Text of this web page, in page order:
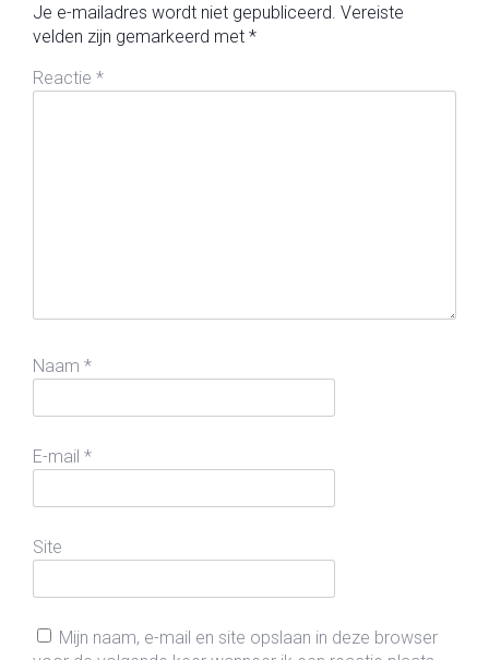
Je e-mailadres wordt niet gepubliceerd. Vereiste
velden zijn gemarkeerd met *
Reactie *
Naam *
E-mail *
Site
Mijn naam, e-mail en site opslaan in deze browser